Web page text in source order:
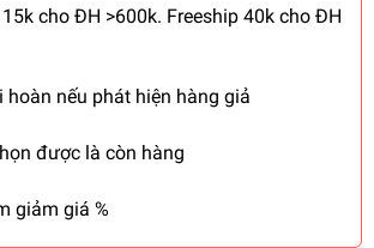
cho ĐH >600k. Freeship 40k cho ĐH
hoàn nếu phát hiện hàng giả
được là còn hàng
giảm giá %